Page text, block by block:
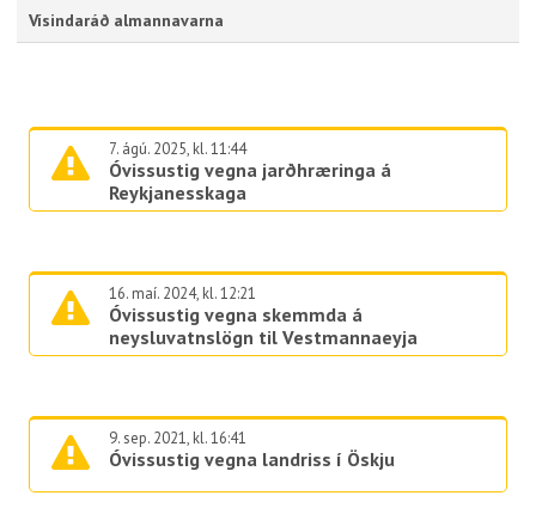
Vísindaráð almannavarna
7. ágú. 2025, kl. 11:44
Óvissustig vegna jarðhræringa á
Reykjanesskaga
16. maí. 2024, kl. 12:21
Óvissustig vegna skemmda á
neysluvatnslögn til Vestmannaeyja
9. sep. 2021, kl. 16:41
Óvissustig vegna landriss í Öskju